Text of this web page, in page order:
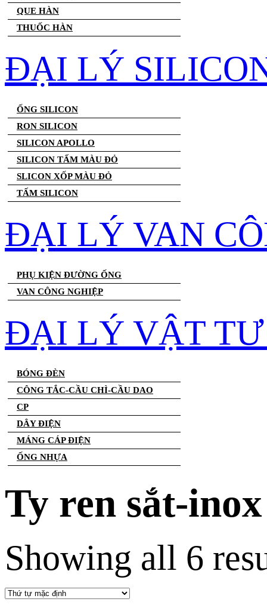
QUE HÀN
THUỐC HÀN
ĐẠI LÝ
ỐNG SILICON
RON SILICON
SILICON APOLLO
SILICON TẤM MÀU ĐỎ
SLICON XỐP MÀU ĐỎ
TẤM SILICON
ĐẠI LÝ VAN
PHỤ KIỆN ĐƯỜNG ỐNG
VAN CÔNG NGHIỆP
ĐẠI LÝ VẬT TƯ
BÓNG ĐÈN
CÔNG TẮC-CẦU CHÌ-CẦU DAO
CP
DÂY ĐIỆN
MÁNG CÁP ĐIỆN
ỐNG NHỰA
Ty ren sắt-inox
Showing all 6